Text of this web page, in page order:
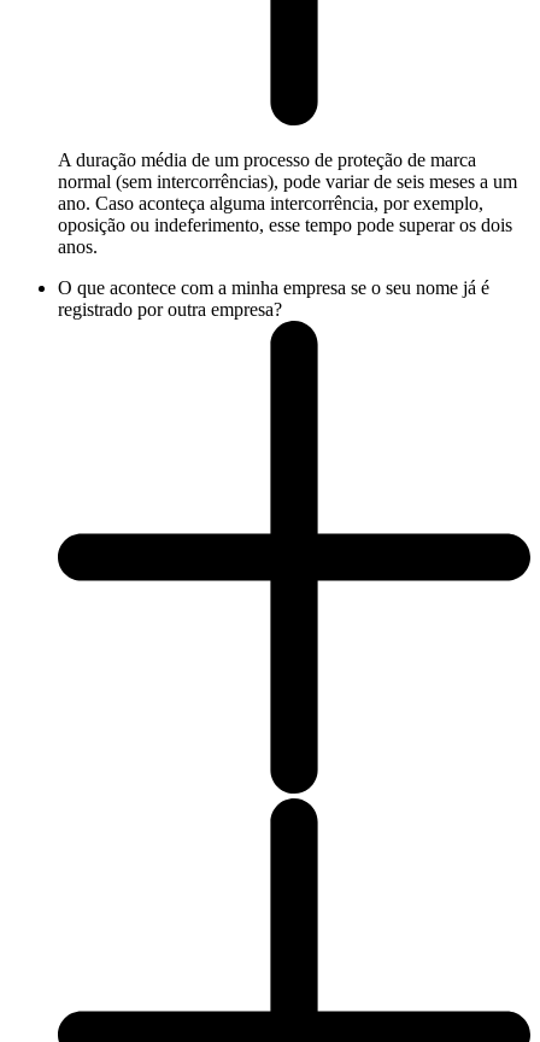
A duração média de um processo de proteção de marca
normal (sem intercorrências), pode variar de seis meses a um
ano. Caso aconteça alguma intercorrência, por exemplo,
oposição ou indeferimento, esse tempo pode superar os dois
anos.
O que acontece com a minha empresa se o seu nome já é
registrado por outra empresa?